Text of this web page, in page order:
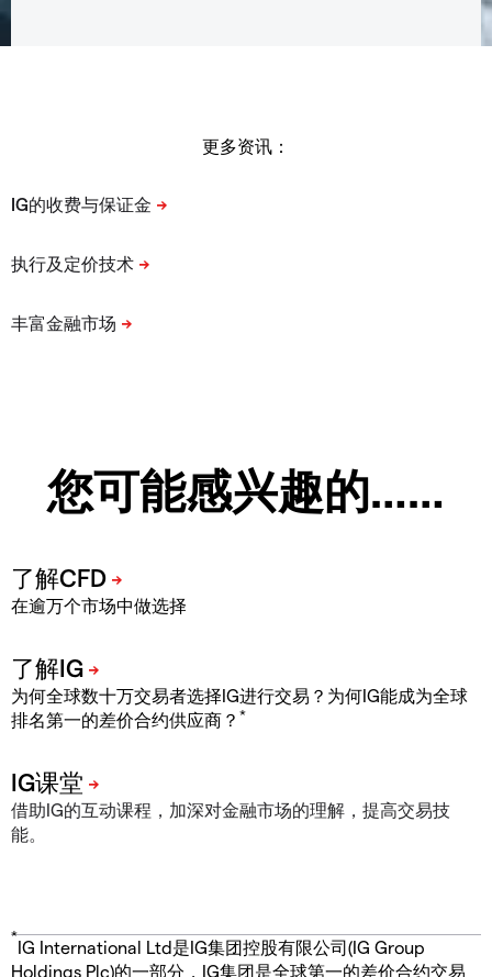
更多资讯：
您可能感兴趣的……
在逾万个市场中做选择
为何全球数十万交易者选择IG进行交易？为何IG能成为全球
排名第一的差价合约供应商？ *
借助IG的互动课程，加深对金融市场的理解，提高交易技
能。
*
IG International Ltd是IG集团控股有限公司(IG Group
Holdings Plc)的一部分，IG集团是全球第一的差价合约交易